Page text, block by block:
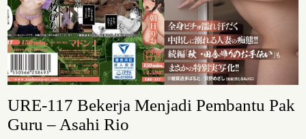
URE-117 Bekerja Menjadi Pembantu Pak
Guru – Asahi Rio